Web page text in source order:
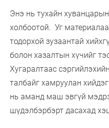
Энэ нь тухайн
холбоотой. Уг
тодорхой зузаантай
болон хазалтын хүчийг
Хугаралтаас
талбайг хамруулан
нь аманд маш эвгүй
шүдэлбэрбэрт дасахад